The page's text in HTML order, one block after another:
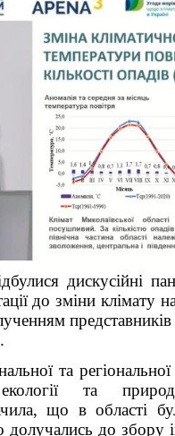
дискусійні
до зміни
та
та
що в області
долучались до збору